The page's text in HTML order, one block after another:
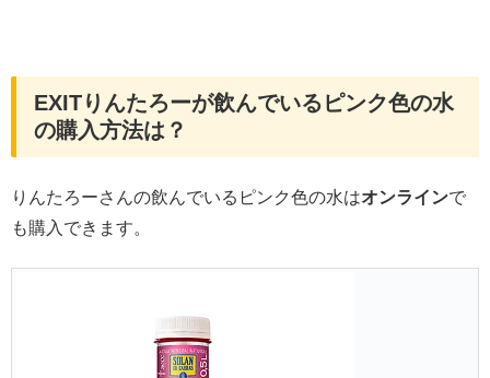
EXITりんたろーが飲んでいるピンク色の水
の購入方法は？
りんたろーさんの飲んでいるピンク色の水はオンラインで
も購入できます。